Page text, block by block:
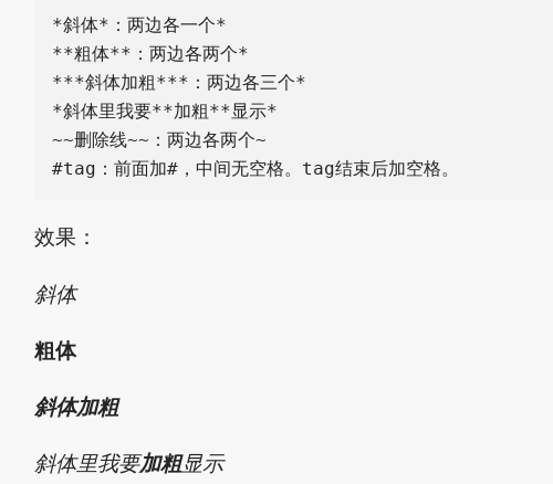
*斜体*：两边各一个*
**粗体**：两边各两个*
***斜体加粗***：两边各三个*
*斜体里我要**加粗**显示*
~~删除线~~：两边各两个~
效果：
斜体
粗体
斜体加粗
斜体里我要加粗显示